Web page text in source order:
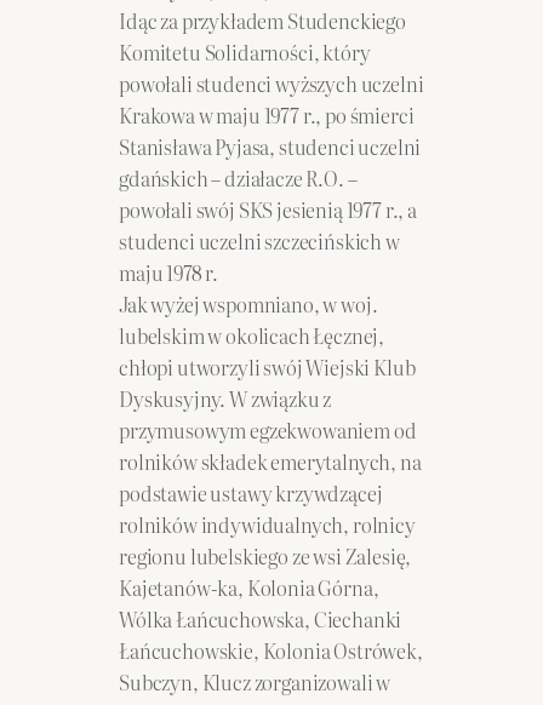
Idąc za przykładem Studenckiego
Komitetu Solidarności, który
powołali studenci wyższych uczelni
Krakowa w maju 1977 r., po śmierci
Stanisława Pyjasa, studenci uczelni
gdańskich – działacze R.O. –
powołali swój SKS jesienią 1977 r., a
studenci uczelni szczecińskich w
maju 1978 r.
Jak wyżej wspomniano, w woj.
lubelskim w okolicach Łęcznej,
chłopi utworzyli swój Wiejski Klub
Dyskusyjny. W związku z
przymusowym egzekwowaniem od
rolników składek emerytalnych, na
podstawie ustawy krzywdzącej
rolników indywidualnych, rolnicy
regionu lubelskiego ze wsi Zalesię,
Kajetanów-ka, Kolonia Górna,
Wólka Łańcuchowska, Ciechanki
Łańcuchowskie, Kolonia Ostrówek,
Subczyn, Klucz zorganizowali w